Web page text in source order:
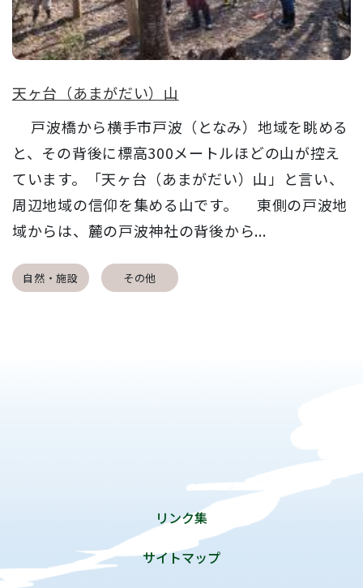
天ヶ台（あまがだい）山
戸波橋から横手市戸波（となみ）地域を眺める
と、その背後に標高300メートルほどの山が控え
ています。「天ヶ台（あまがだい）山」と言い、
周辺地域の信仰を集める山です。 東側の戸波地
域からは、麓の戸波神社の背後から...
自然・施設 その他
リンク集
サイトマップ